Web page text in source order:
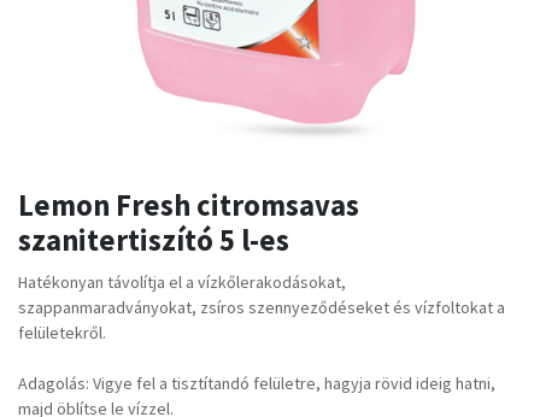
Lemon Fresh citromsavas
szanitertiszító 5 l-es
Hatékonyan távolítja el a vízkőlerakodásokat,
szappanmaradványokat, zsíros szennyeződéseket és vízfoltokat a
felületekről.
Adagolás: Vigye fel a tisztítandó felületre, hagyja rövid ideig hatni,
majd öblítse le vízzel.